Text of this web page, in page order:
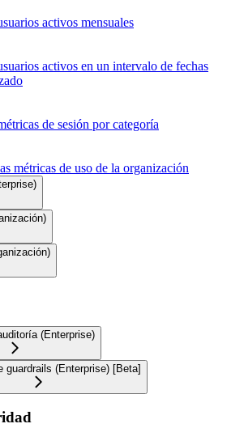
activos mensuales
activos en un intervalo de fechas
de sesión por categoría
métricas de uso de la organización
(Enterprise)
guardrails (Enterprise) [Beta]